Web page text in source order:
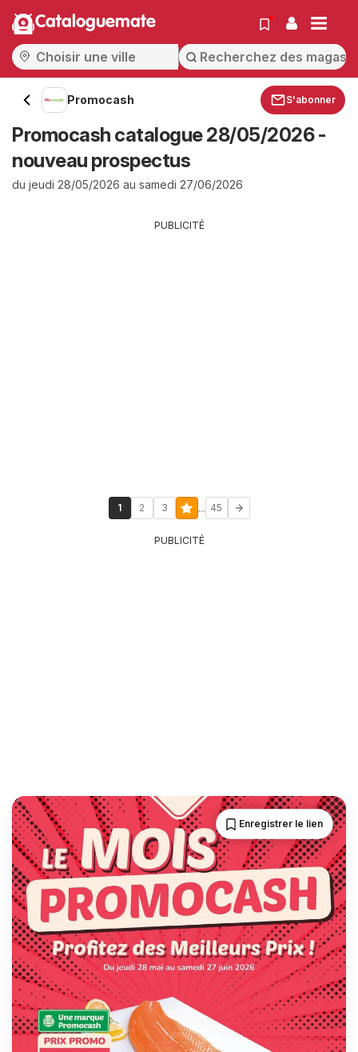
Cataloguemate
Promocash S'abonner
Promocash catalogue 28/05/2026 -
nouveau prospectus
du jeudi 28/05/2026 au samedi 27/06/2026
PUBLICITÉ
1 2 3 ... 45
PUBLICITÉ
Enregistrer le lien